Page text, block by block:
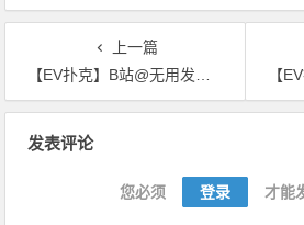
上一篇
【EV扑克】B站@无用发明家麻里菜的走红 是对手工耿侮辱女性的回应？
【EV扑克
发表评论
您必须 登录 才能